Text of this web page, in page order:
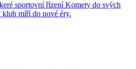
sportovní řízení Komety do svých
míří do nové éry.